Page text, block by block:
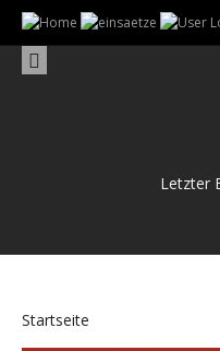
Letzter
Startseite